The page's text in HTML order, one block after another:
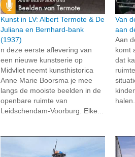
Kunst in LV: Albert Termote & De
Juliana en Bernhard-bank
(1937)
n deze eerste aflevering van
een nieuwe kunstserie op
Midvliet neemt kunsthistorica
Anne Marie Boorsma je mee
langs de mooiste beelden in de
openbare ruimte van
Leidschendam-Voorburg. Elke...
Van
aan
Aan
komt
dat